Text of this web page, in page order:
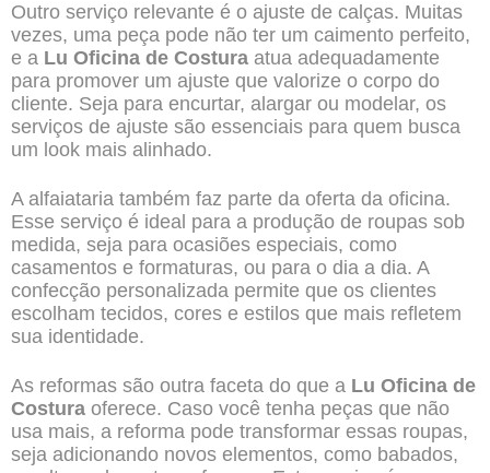
Outro serviço relevante é o ajuste de calças. Muitas
vezes, uma peça pode não ter um caimento perfeito,
e a Lu Oficina de Costura atua adequadamente
para promover um ajuste que valorize o corpo do
cliente. Seja para encurtar, alargar ou modelar, os
serviços de ajuste são essenciais para quem busca
um look mais alinhado.
A alfaiataria também faz parte da oferta da oficina.
Esse serviço é ideal para a produção de roupas sob
medida, seja para ocasiões especiais, como
casamentos e formaturas, ou para o dia a dia. A
confecção personalizada permite que os clientes
escolham tecidos, cores e estilos que mais refletem
sua identidade.
As reformas são outra faceta do que a Lu Oficina de
Costura oferece. Caso você tenha peças que não
usa mais, a reforma pode transformar essas roupas,
seja adicionando novos elementos, como babados,